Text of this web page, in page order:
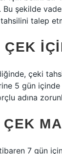
şekilde
talep
ÇEK
çeki
5 gün
adına
7 gün